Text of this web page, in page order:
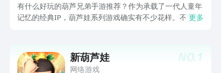
有什么好玩的葫芦兄弟手游推荐？作为承载了一代人童年
记忆的经典IP，葫芦娃系列游戏确实有不少花样。不管是
的。今天我就给大家扒一扒，哪些葫芦娃手游值得一试。
更多
NO.1
新葫芦娃
网络游戏